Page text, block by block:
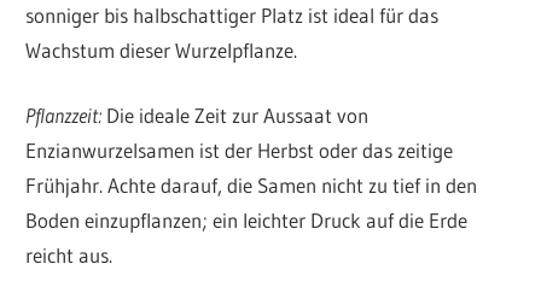
sonniger bis halbschattiger Platz ist ideal für das
Wachstum dieser Wurzelpflanze.
Pflanzzeit: Die ideale Zeit zur Aussaat von
Enzianwurzelsamen ist der Herbst oder das zeitige
Frühjahr. Achte darauf, die Samen nicht zu tief in den
Boden einzupflanzen; ein leichter Druck auf die Erde
reicht aus.